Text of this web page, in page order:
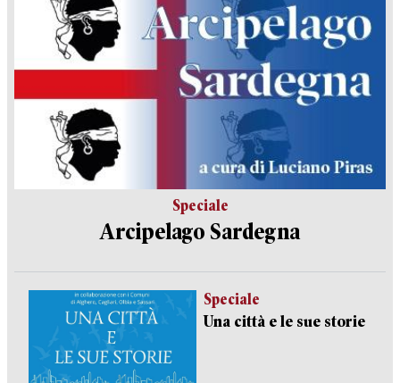
Speciale
Arcipelago Sardegna
Speciale
Una città e le sue storie